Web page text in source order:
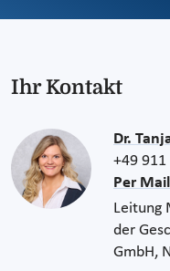
Ihr Kontakt
Dr.
+49
Per
Leitung
der
GmbH,